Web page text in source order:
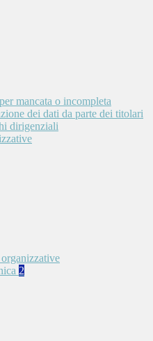
mancata o incompleta
dei dati da parte dei titolari
dirigenziali
2